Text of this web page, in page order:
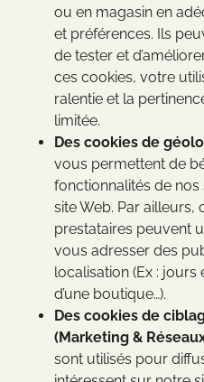
ou en magasin en
et préférences. Ils
de tester et
ces cookies, votre
ralentie et la
limitée.
Des cookies de
vous permettent de
fonctionnalités de
site Web. Par ailleurs,
prestataires peuvent
vous adresser des
localisation (Ex : jours
d’une boutique…).
Des cookies de
(Marketing &
sont utilisés pour